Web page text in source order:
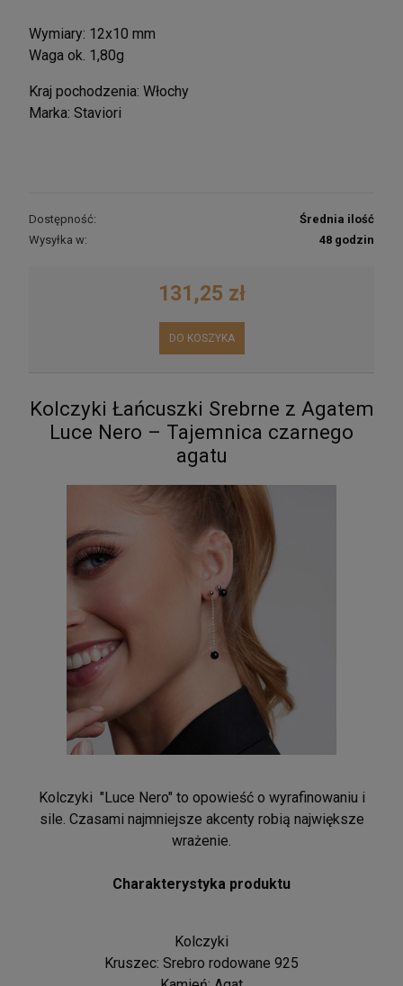
Wymiary: 12x10 mm
Waga ok. 1,80g
Kraj pochodzenia: Włochy
Marka: Staviori
Dostępność:
Średnia ilość
Wysyłka w:
48 godzin
131,25 zł
DO KOSZYKA
Kolczyki Łańcuszki Srebrne z Agatem
Luce Nero – Tajemnica czarnego
agatu
Kolczyki "Luce Nero" to opowieść o wyrafinowaniu i
sile. Czasami najmniejsze akcenty robią największe
wrażenie.
Charakterystyka produktu
Kolczyki
Kruszec: Srebro rodowane 925